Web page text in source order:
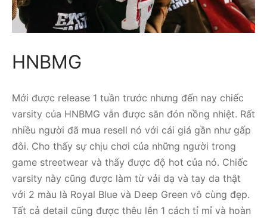
HNBMG
Mới được release 1 tuần trước nhưng đến nay chiếc
varsity của HNBMG vẫn được săn đón nồng nhiệt. Rất
nhiều người đã mua resell nó với cái giá gần như gấp
đôi. Cho thấy sự chịu chơi của những người trong
game streetwear và thấy được độ hot của nó. Chiếc
varsity này cũng được làm từ vải dạ và tay da thật
với 2 màu là Royal Blue và Deep Green vô cùng đẹp.
Tất cả detail cũng được thêu lên 1 cách tỉ mỉ và hoàn